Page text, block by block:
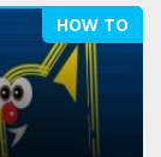
HOW TO